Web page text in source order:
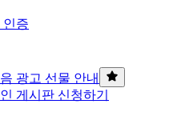
인증
광고 선물 안내
게시판 신청하기